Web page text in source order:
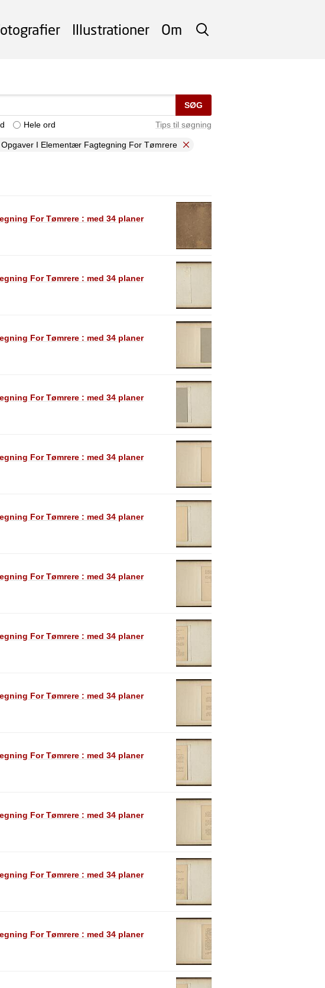
SØG
Illustrationer Om
SØG
Tips til søgning
Hele ord
Opgaver I Elementær Fagtegning For Tømrere
For Tømrere : med 34 planer
For Tømrere : med 34 planer
For Tømrere : med 34 planer
For Tømrere : med 34 planer
For Tømrere : med 34 planer
For Tømrere : med 34 planer
For Tømrere : med 34 planer
For Tømrere : med 34 planer
For Tømrere : med 34 planer
For Tømrere : med 34 planer
For Tømrere : med 34 planer
For Tømrere : med 34 planer
For Tømrere : med 34 planer